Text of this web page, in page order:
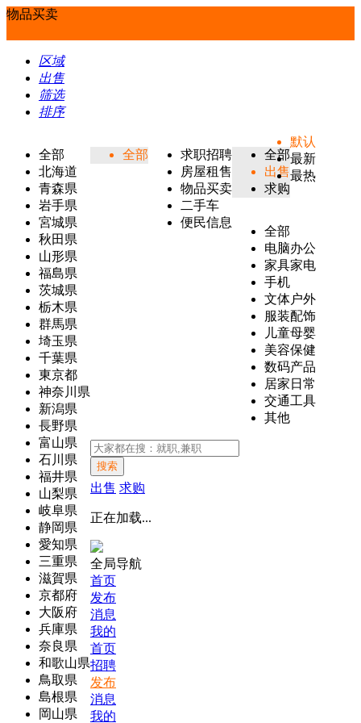
物品买卖
区域
出售
筛选
排序
全部
北海道
青森県
岩手県
宮城県
秋田県
山形県
福島県
茨城県
栃木県
群馬県
埼玉県
千葉県
東京都
神奈川県
新潟県
長野県
富山県
石川県
福井県
山梨県
岐阜県
静岡県
愛知県
三重県
滋賀県
京都府
大阪府
兵庫県
奈良県
和歌山県
鳥取県
島根県
岡山県
全部
求职招聘
房屋租售
物品买卖
二手车
便民信息
全部
出售
求购
全部
电脑办公
家具家电
手机
文体户外
服装配饰
儿童母婴
美容保健
数码产品
居家日常
交通工具
其他
默认
最新
最热
搜索
出售 求购
正在加载...
全局导航
首页
发布
消息
我的
首页
招聘
发布
消息
我的